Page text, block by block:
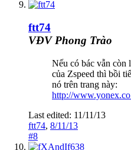
ftt74
VĐV Phong Trào
Nếu có bác vẫn còn
của Zspeed thì bồi
nó trên trang này:
http://
Last edited: 11/11/13
ftt74, 8/11/13
#8